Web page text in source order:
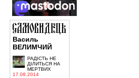
Василь
ВЕЛИМЧИЙ
РАДІСТЬ НЕ
ДІЛИТЬСЯ НА
МЕРТВИХ
17.08.2014